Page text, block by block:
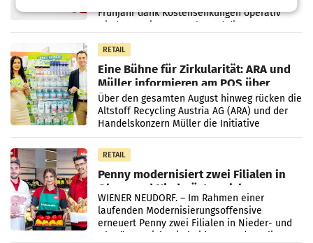
Frühjahr dank Kostensenkungen operativ
wieder Gewinn gemacht und die
RETAIL
Eine Bühne für Zirkularität: ARA und
Müller informieren am POS über
Kreislauffähigkeit
Über den gesamten August hinweg rücken die
Altstoff Recycling Austria AG (ARA) und der
Handelskonzern Müller die Initiative
„Kreislauf-Helden“ in allen österreichischen
Müller-Filialen
RETAIL
Penny modernisiert zwei Filialen in
Ober- und Niederösterreich
WIENER NEUDORF. – Im Rahmen einer
laufenden Modernisierungsoffensive
erneuert Penny zwei Filialen in Nieder- und
Oberösterreich. Die beiden Standorte liegen